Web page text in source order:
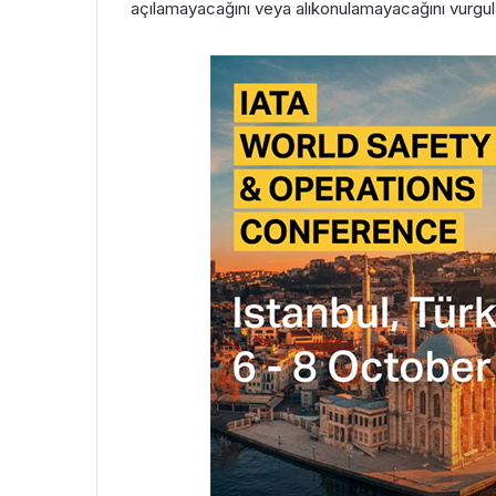
açılamayacağını veya alıkonulamayacağını